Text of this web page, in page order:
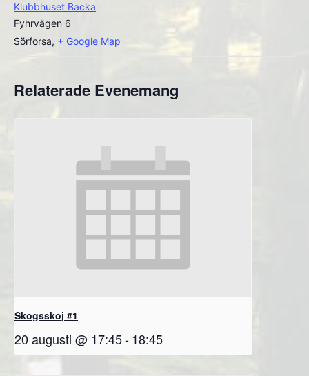
Klubbhuset Backa
Fyhrvägen 6
Sörforsa, + Google Map
Relaterade Evenemang
Skogsskoj #1
20 augusti @ 17:45-18:45